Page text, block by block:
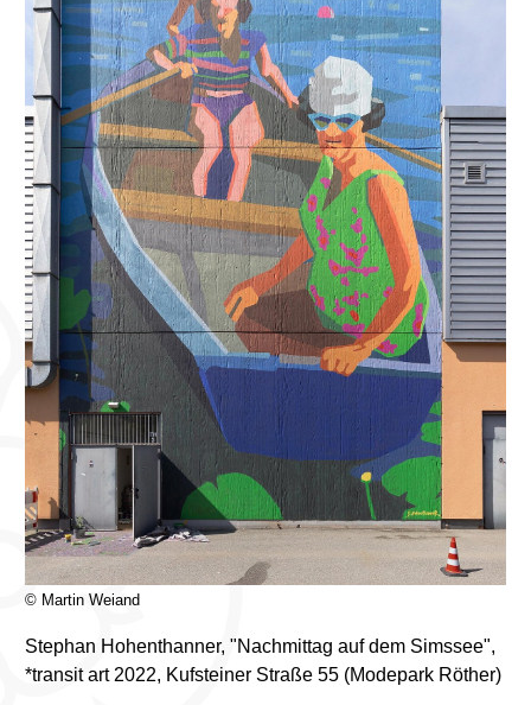
© Martin Weiand
Stephan Hohenthanner, "Nachmittag auf dem Simssee",
*transit art 2022, Kufsteiner Straße 55 (Modepark Röther)